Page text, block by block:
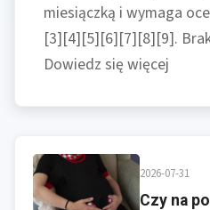
miesiączką i wymaga
[3][4][5][6][7][8][9].
Dowiedz się więcej
2026-07-31
Czy na